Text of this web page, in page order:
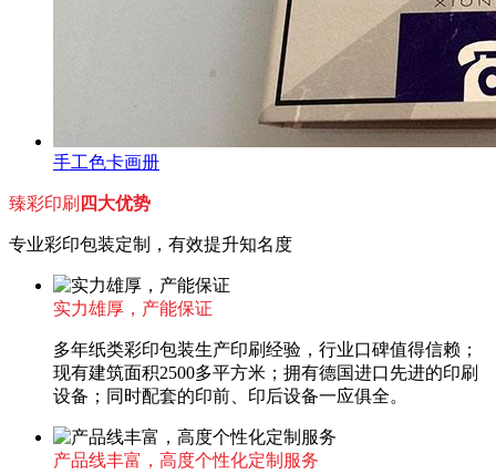
手工色卡画册
臻彩印刷 四大优势
专业彩印包装定制，有效提升知名度
实力雄厚，产能保证
多年纸类彩印包装生产印刷经验，行业口碑值得信赖；
现有建筑面积2500多平方米；拥有德国进口先进的印刷
设备；同时配套的印前、印后设备一应俱全。
产品线丰富，高度个性化定制服务